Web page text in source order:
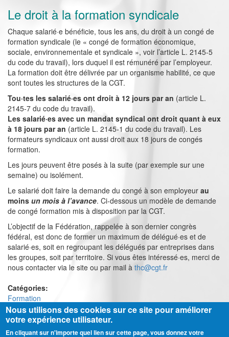
Le droit à la formation syndicale
Chaque salarié·e bénéficie, tous les ans, du droit à un congé de
formation syndicale (le « congé de formation économique,
sociale, environnementale et syndicale », voir l’article L. 2145-5
du code du travail), lors duquel il est rémunéré par l’employeur.
La formation doit être délivrée par un organisme habilité, ce que
sont toutes les structures de la CGT.
Tou·tes les salarié·es ont droit à 12 jours par an (article L.
2145-7 du code du travail).
Les salarié·es avec un mandat syndical ont droit quant à eux
à 18 jours par an (article L. 2145-1 du code du travail). Les
formateurs syndicaux ont aussi droit aux 18 jours de congés
formation.
Les jours peuvent être posés à la suite (par exemple sur une
semaine) ou isolément.
Le salarié doit faire la demande du congé à son employeur au
moins un mois à l’avance. Ci-dessous un modèle de demande
de congé formation mis à disposition par la CGT.
L’objectif de la Fédération, rappelée à son dernier congrès
fédéral, est donc de former un maximum de délégué·es et de
salarié·es, soit en regroupant les délégués par entreprises dans
les groupes, soit par territoire. Si vous êtes intéressé·es, merci de
nous contacter via le site ou par mail à thc@cgt.fr
Catégories:
Formation
Nous utilisons des cookies sur ce site pour améliorer
votre expérience utilisateur.
En cliquant sur n'importe quel lien sur cette page, vous donnez votre